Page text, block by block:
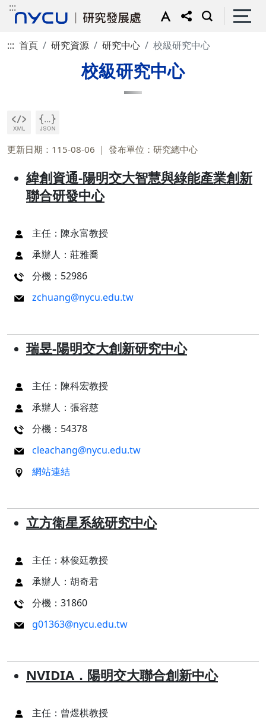
:::
::: 首頁 研究資源 研究中心 校級研究中心
校級研究中心
更新日期：115-08-06 發布單位：研究總中心
緯創資通-陽明交大智慧與綠能產業創新
聯合研發中心
主任：陳永富教授
承辦人：莊雅喬
分機：52986
zchuang@nycu.edu.tw
瑞昱-陽明交大創新研究中心
主任：陳科宏教授
承辦人：張容慈
分機：54378
cleachang@nycu.edu.tw
網站連結
立方衛星系統研究中心
主任：林俊廷教授
承辦人：胡奇君
分機：31860
g01363@nycu.edu.tw
NVIDIA．陽明交大聯合創新中心
主任：曾煜棋教授